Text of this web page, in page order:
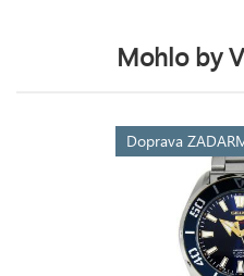
Mohlo by
Doprava